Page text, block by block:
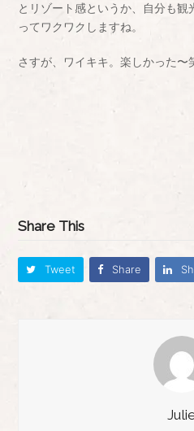
とリゾート感というか、自分も
ってワクワクしますね。
さすが、ワイキキ。楽しかった〜
Share This
Tweet Share